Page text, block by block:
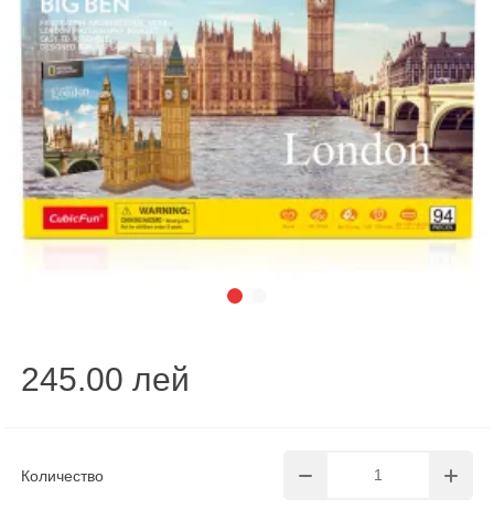
Количество
245.00 лей